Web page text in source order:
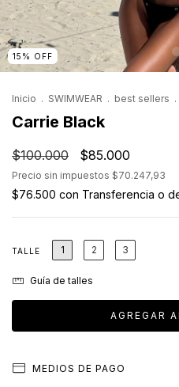
15 % OFF
Inicio . SWIMWEAR . best sellers .
Carrie Black
$100.000 $85.000
Precio sin impuestos $70.247,93
$76.500 con Transferencia o
TALLE 1 2 3
Guía de talles
MEDIOS DE PAGO